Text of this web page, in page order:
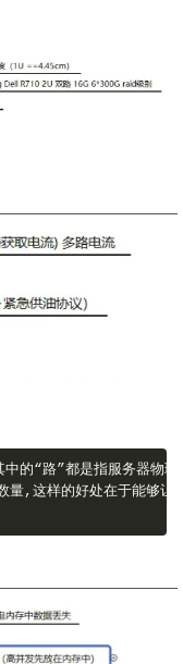
的“路”都是指服务器物理
量,这样的好处在于能够让